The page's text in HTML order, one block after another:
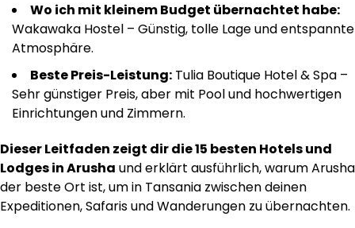
Wo ich mit kleinem Budget übernachtet habe:
Wakawaka Hostel – Günstig, tolle Lage und entspannte
Atmosphäre.
Beste Preis-Leistung: Tulia Boutique Hotel & Spa –
Sehr günstiger Preis, aber mit Pool und hochwertigen
Einrichtungen und Zimmern.
Dieser Leitfaden zeigt dir die 15 besten Hotels und
Lodges in Arusha und erklärt ausführlich, warum Arusha
der beste Ort ist, um in Tansania zwischen deinen
Expeditionen, Safaris und Wanderungen zu übernachten.